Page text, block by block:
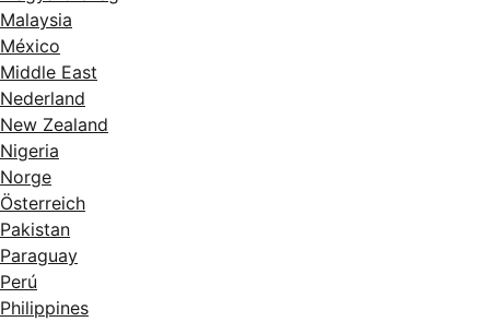
Malaysia
México
Middle East
Nederland
New Zealand
Nigeria
Norge
Österreich
Pakistan
Paraguay
Perú
Philippines